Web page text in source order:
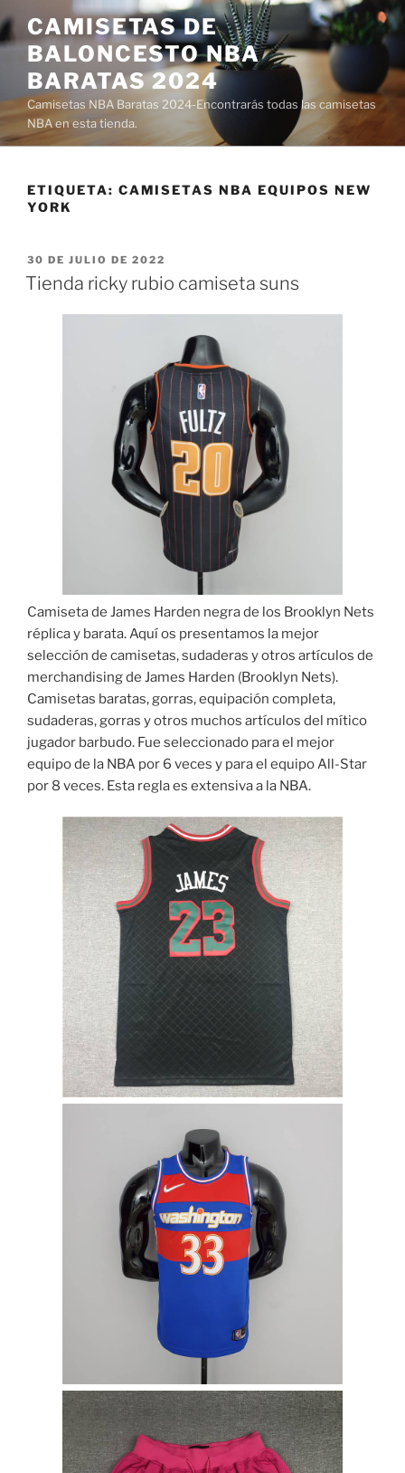
al
contenido
CAMISETAS DE
BALONCESTO NBA
BARATAS 2024
Camisetas NBA Baratas 2024-Encontrarás todas las camisetas
NBA en esta tienda.
ETIQUETA: CAMISETAS NBA EQUIPOS NEW
YORK
PUBLICADO
EL
30 DE JULIO DE 2022
Tienda ricky rubio camiseta suns
Camiseta de James Harden negra de los Brooklyn Nets
réplica y barata. Aquí os presentamos la mejor
selección de camisetas, sudaderas y otros artículos de
merchandising de James Harden (Brooklyn Nets).
Camisetas baratas, gorras, equipación completa,
sudaderas, gorras y otros muchos artículos del mítico
jugador barbudo. Fue seleccionado para el mejor
equipo de la NBA por 6 veces y para el equipo All-Star
por 8 veces. Esta regla es extensiva a la NBA.